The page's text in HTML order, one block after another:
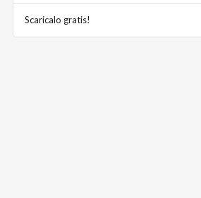
WHITEPAPER
Tecnologie per la sostenibilità